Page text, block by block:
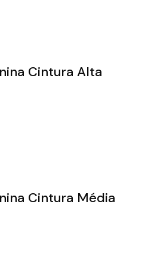
Cintura Alta
Cintura Média